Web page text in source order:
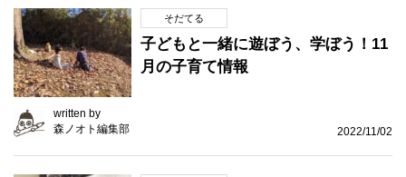
そだてる
子どもと一緒に遊ぼう、学ぼう！11
月の子育て情報
written by
森ノオト編集部
2022/11/02